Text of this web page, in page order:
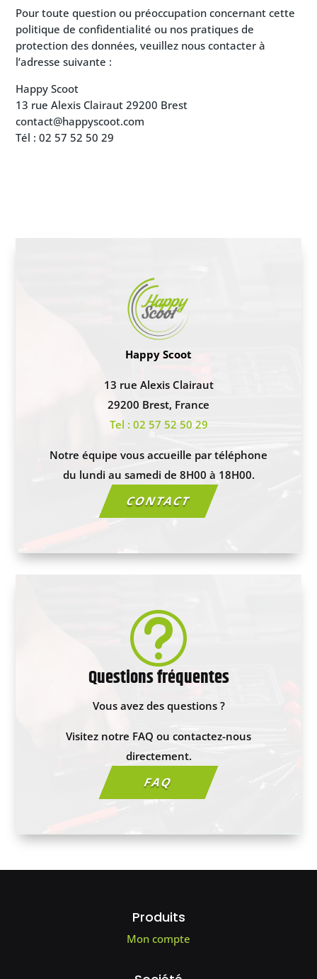
Pour toute question ou préoccupation concernant cette
politique de confidentialité ou nos pratiques de
protection des données, veuillez nous contacter à
l’adresse suivante :
Happy Scoot
13 rue Alexis Clairaut 29200 Brest
contact@happyscoot.com
Tél : 02 57 52 50 29
Happy Scoot
13 rue Alexis Clairaut
29200 Brest, France
Tel : 02 57 52 50 29
Notre équipe vous accueille par téléphone
du lundi au samedi de 8H00 à 18H00.
CONTACT
t
Questions fréquentes
Vous avez des questions ?
Visitez notre FAQ ou contactez-nous
directement.
FAQ
Produits
Mon compte